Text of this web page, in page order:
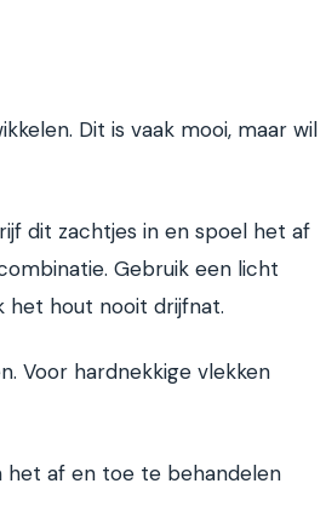
Dit is vaak mooi, maar wil
dit zachtjes in en spoel het af
Gebruik een licht
het hout nooit drijfnat.
Voor hardnekkige vlekken
af en toe te behandelen